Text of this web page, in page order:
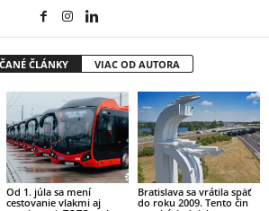
ČLÁNKY VIAC OD AUTORA
Od 1. júla sa mení
cestovanie vlakmi aj
Bratislava sa vrátila späť
do roku 2009. Tento čin